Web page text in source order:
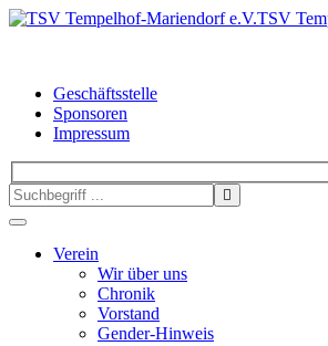
TSV
Geschäftsstelle
Sponsoren
Impressum
Verein
Wir über uns
Chronik
Vorstand
Gender-Hinweis